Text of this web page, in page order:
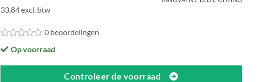
33,84 excl. btw
0 beoordelingen
Op voorraad
Controleer de voorraad